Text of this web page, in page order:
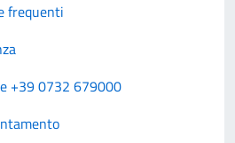
frequenti
+39 0732 679000